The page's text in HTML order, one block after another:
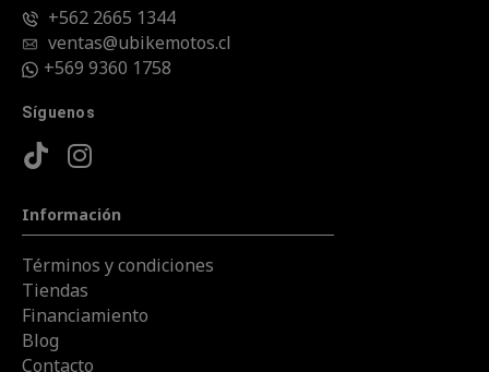
+562 2665 1344
ventas@ubikemotos.cl
+569 9360 1758
Síguenos
Información
Términos y condiciones
Tiendas
Financiamiento
Blog
Contacto